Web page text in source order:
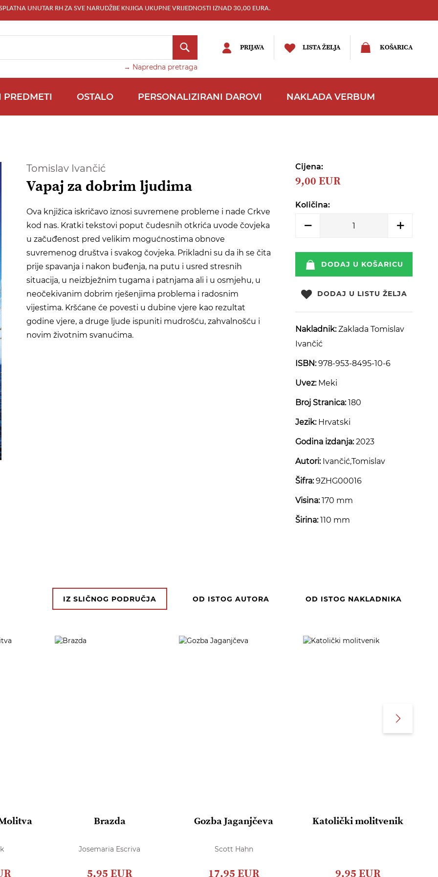
UNUTAR RH ZA SVE NARUDŽBE KNJIGA UKUPNE VRIJEDNOSTI IZNAD 30,00 EURA.
KOŠARICA
LISTA ŽELJA
→ Napredna pretraga
TRAŽI
PRIJAVA
PREDMETI OSTALO PERSONALIZIRANI DAROVI NAKLADA VERBUM
Cijena:
9,00 EUR
Količina:
DODAJ U KOŠARICU
DODAJ U LISTU ŽELJA
Nakladnik: Zaklada Tomislav
Ivančić
ISBN:978-953-8495-10-6
Uvez:Meki
Broj Stranica:180
Jezik:Hrvatski
Godina izdanja:2023
Autori:Ivančić,Tomislav
Šifra:9ZHG00016
Visina:170 mm
Širina:110 mm
Tomislav Ivančić
Vapaj za dobrim ljudima
Ova knjižica iskričavo iznosi suvremene probleme i nade Crkve
kod nas. Kratki tekstovi poput čudesnih otkrića uvode čovjeka
u začuđenost pred velikim mogućnostima obnove
suvremenog društva i svakog čovjeka. Prikladni su da ih se čita
prije spavanja i nakon buđenja, na putu i usred stresnih
situacija, u neizbježnim tugama i patnjama ali i u osmjehu, u
neočekivanim dobrim rješenjima problema i radosnim
vijestima. Kršćane će povesti u dubine vjere kao rezultat
godine vjere, a druge ljude ispuniti mudrošću, zahvalnošću i
novim životnim svanućima.
IZ SLIČNOG PODRUČJA OD ISTOG AUTORA OD ISTOG NAKLADNIKA
Brazda
Josemaria Escriva
5,95 EUR
Gozba Jaganjčeva
Scott Hahn
17,95 EUR
Katolički molitvenik
9,95 EUR